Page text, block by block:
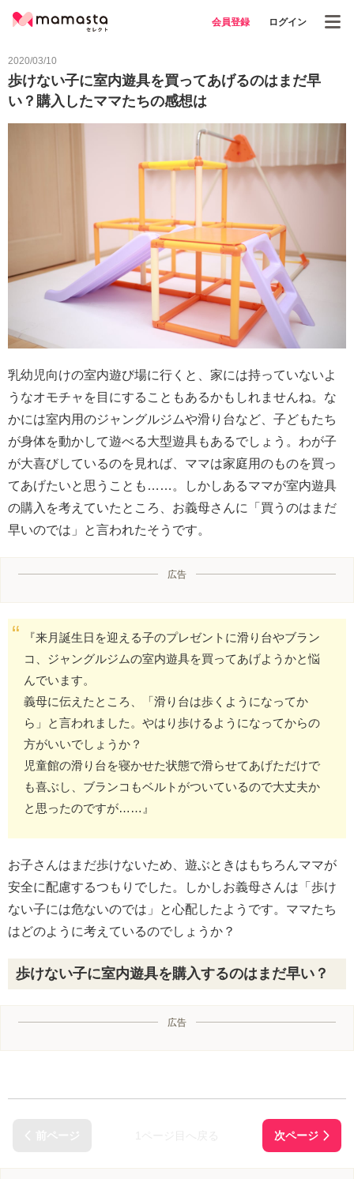
会員登録 ログイン
2020/03/10
歩けない子に室内遊具を買ってあげるのはまだ早
い？購入したママたちの感想は
乳幼児向けの室内遊び場に行くと、家には持っていないよ
うなオモチャを目にすることもあるかもしれませんね。な
かには室内用のジャングルジムや滑り台など、子どもたち
が身体を動かして遊べる大型遊具もあるでしょう。わが子
が大喜びしているのを見れば、ママは家庭用のものを買っ
てあげたいと思うことも……。しかしあるママが室内遊具
の購入を考えていたところ、お義母さんに「買うのはまだ
早いのでは」と言われたそうです。
広告
『来月誕生日を迎える子のプレゼントに滑り台やブラン
コ、ジャングルジムの室内遊具を買ってあげようかと悩
んでいます。
義母に伝えたところ、「滑り台は歩くようになってか
ら」と言われました。やはり歩けるようになってからの
方がいいでしょうか？
児童館の滑り台を寝かせた状態で滑らせてあげただけで
も喜ぶし、ブランコもベルトがついているので大丈夫か
と思ったのですが……』
お子さんはまだ歩けないため、遊ぶときはもちろんママが
安全に配慮するつもりでした。しかしお義母さんは「歩け
ない子には危ないのでは」と心配したようです。ママたち
はどのように考えているのでしょうか？
歩けない子に室内遊具を購入するのはまだ早い？
広告